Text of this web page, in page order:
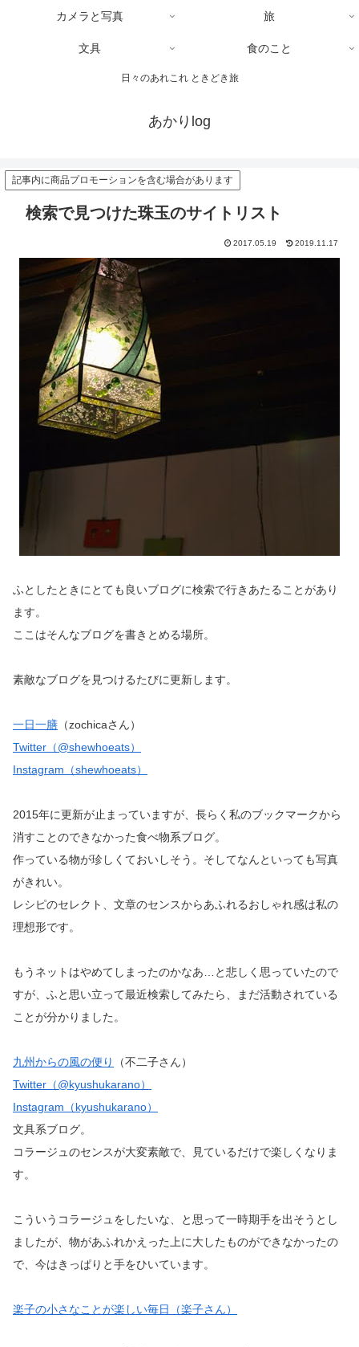
日々のあれこれ ときどき旅
あかりlog
カメラと写真 旅
文具 食のこと
記事内に商品プロモーションを含む場合があります
検索で見つけた珠玉のサイトリスト
2017.05.19 2019.11.17
ふとしたときにとても良いブログに検索で行きあたることがあり
ます。
ここはそんなブログを書きとめる場所。
素敵なブログを見つけるたびに更新します。
一日一膳 （zochicaさん）
Twitter（@shewhoeats）
Instagram（shewhoeats）
2015年に更新が止まっていますが、長らく私のブックマークから
消すことのできなかった食べ物系ブログ。
作っている物が珍しくておいしそう。そしてなんといっても写真
がきれい。
レシピのセレクト、文章のセンスからあふれるおしゃれ感は私の
理想形です。
もうネットはやめてしまったのかなあ…と悲しく思っていたので
すが、ふと思い立って最近検索してみたら、まだ活動されている
ことが分かりました。
九州からの風の便り
（不二子さん）
Twitter（@kyushukarano）
Instagram（kyushukarano）
文具系ブログ。
コラージュのセンスが大変素敵で、見ているだけで楽しくなりま
す。
こういうコラージュをしたいな、と思って一時期手を出そうとし
ましたが、物があふれかえった上に大したものができなかったの
で、今はきっぱりと手をひいています。
楽子の小さなことが楽しい毎日（楽子さん）